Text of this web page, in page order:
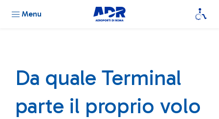
Menu
Da quale Terminal
parte il proprio volo